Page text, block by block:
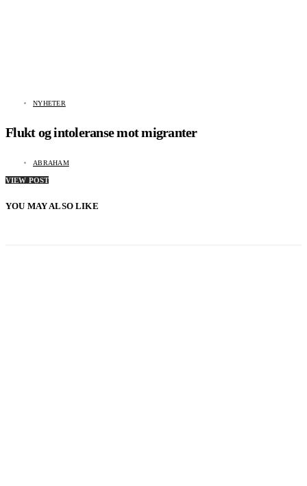
NYHETER
Flukt og intoleranse mot migranter
ABRAHAM
VIEW POST
YOU MAY ALSO LIKE